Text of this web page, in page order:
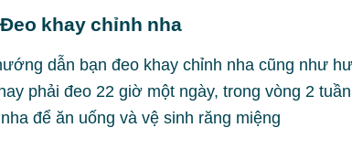
khay chỉnh nha
dẫn bạn đeo khay chỉnh nha cũng như
phải đeo 22 giờ một ngày, trong vòng 2
để ăn uống và vệ sinh răng miệng